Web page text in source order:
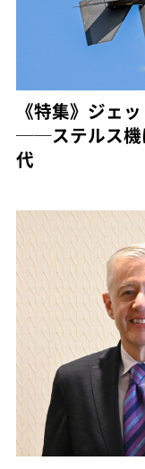
《特集》ジェ
──ステルス機
代